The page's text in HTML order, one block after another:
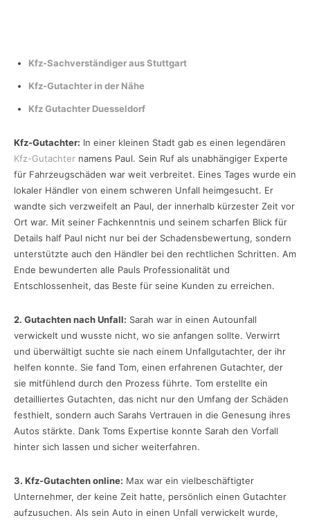
Kfz-Sachverständiger aus Stuttgart
Kfz-Gutachter in der Nähe
Kfz Gutachter Duesseldorf
Kfz-Gutachter: In einer kleinen Stadt gab es einen legendären
Kfz-Gutachter namens Paul. Sein Ruf als unabhängiger Experte
für Fahrzeugschäden war weit verbreitet. Eines Tages wurde ein
lokaler Händler von einem schweren Unfall heimgesucht. Er
wandte sich verzweifelt an Paul, der innerhalb kürzester Zeit vor
Ort war. Mit seiner Fachkenntnis und seinem scharfen Blick für
Details half Paul nicht nur bei der Schadensbewertung, sondern
unterstützte auch den Händler bei den rechtlichen Schritten. Am
Ende bewunderten alle Pauls Professionalität und
Entschlossenheit, das Beste für seine Kunden zu erreichen.
2. Gutachten nach Unfall: Sarah war in einen Autounfall
verwickelt und wusste nicht, wo sie anfangen sollte. Verwirrt
und überwältigt suchte sie nach einem Unfallgutachter, der ihr
helfen konnte. Sie fand Tom, einen erfahrenen Gutachter, der
sie mitfühlend durch den Prozess führte. Tom erstellte ein
detailliertes Gutachten, das nicht nur den Umfang der Schäden
festhielt, sondern auch Sarahs Vertrauen in die Genesung ihres
Autos stärkte. Dank Toms Expertise konnte Sarah den Vorfall
hinter sich lassen und sicher weiterfahren.
3. Kfz-Gutachten online: Max war ein vielbeschäftigter
Unternehmer, der keine Zeit hatte, persönlich einen Gutachter
aufzusuchen. Als sein Auto in einen Unfall verwickelt wurde,